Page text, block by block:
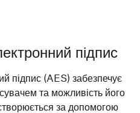
підпис
підпис (AES) забезпечує
та можливість його
за допомогою